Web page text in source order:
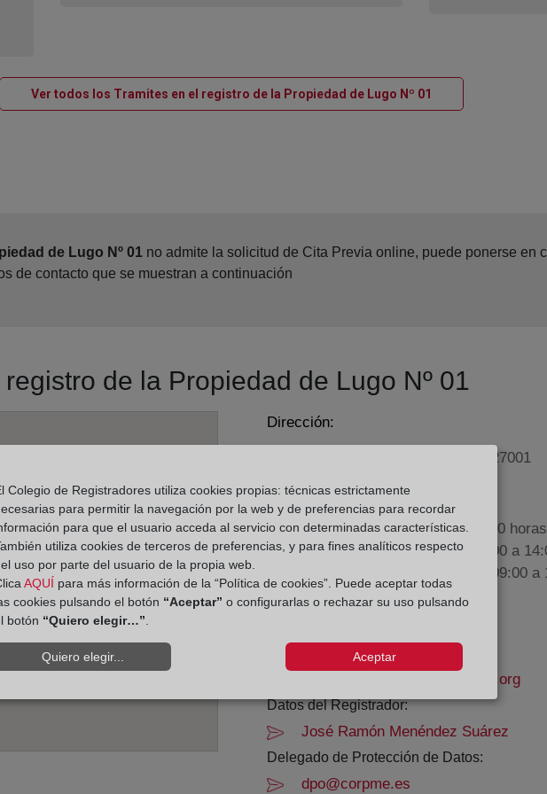
Ver todos los Tramites en el registro de la Propiedad de Lugo Nº 01
de Lugo Nº 01 no admite la solicitud de Cita Previa online, puede ponerse en
de contacto que se muestran a continuación
de la Propiedad de Lugo Nº 01
Dirección:
Plaza de Santo Domingo, 24 - 2º, 27001
Horario:
De lunes a viernes de 09:00 a 17:00 horas
Agosto: De lunes a viernes de 09:00 a
Los días 24 y 31 de diciembre de 09:00 a
(982) 22 86 11
lugo1@registrodelapropiedad.org
Datos del Registrador:
José Ramón Menéndez Suárez
Delegado de Protección de Datos:
dpo@corpme.es
Colegio de Registradores utiliza cookies propias: técnicas estrictamente
para permitir la navegación por la web y de preferencias para recordar
para que el usuario acceda al servicio con determinadas características.
utiliza cookies de terceros de preferencias, y para fines analíticos respecto
uso por parte del usuario de la propia web.
AQUÍ para más información de la “Política de cookies”. Puede aceptar todas
cookies pulsando el botón “Aceptar” o configurarlas o rechazar su uso pulsando
botón “Quiero elegir…”.
Quiero elegir... Aceptar